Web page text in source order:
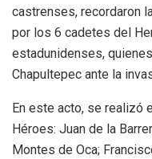
castrenses, recordaron
por los 6 cadetes del
estadunidenses,
Chapultepec ante la
En este acto, se realizó
Héroes: Juan de la
Montes de Oca;